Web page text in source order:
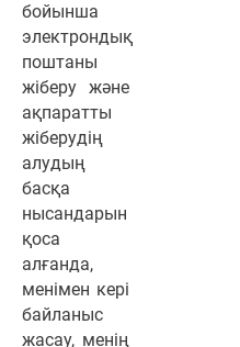
бойынша
электрондық
поштаны
жіберу және
ақпаратты
жіберудің
алудың
басқа
нысандарын
қоса
алғанда,
менімен кері
байланыс
жасау, менің